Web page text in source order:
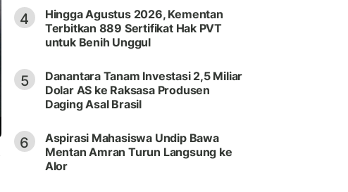
4
Hingga Agustus 2026, Kementan
Terbitkan 889 Sertifikat Hak PVT
untuk Benih Unggul
5
Danantara Tanam Investasi 2,5 Miliar
Dolar AS ke Raksasa Produsen
Daging Asal Brasil
6
Aspirasi Mahasiswa Undip Bawa
Mentan Amran Turun Langsung ke
Alor